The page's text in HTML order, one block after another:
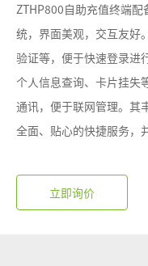
ZTHP800自助充值终端
统，界面美观，交互友好
验证等，便于快速登录进
个人信息查询、卡片挂失
通讯，便于联网管理。其
全面、贴心的快捷服务，